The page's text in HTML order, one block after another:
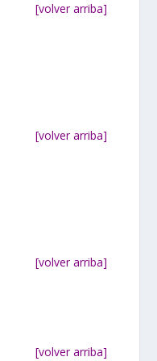
[volver arriba]
[volver arriba]
[volver arriba]
[volver arriba]